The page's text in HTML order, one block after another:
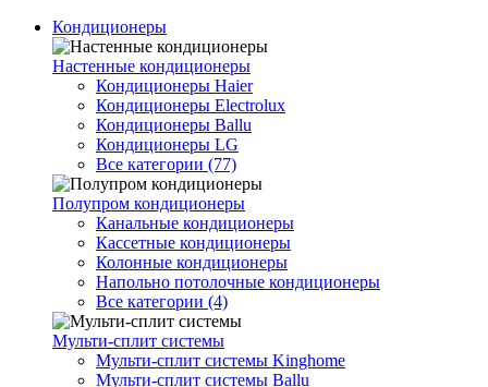
Кондиционеры
Настенные кондиционеры
Кондиционеры Haier
Кондиционеры Electrolux
Кондиционеры Ballu
Кондиционеры LG
Все категории (77)
Полупром кондиционеры
Канальные кондиционеры
Кассетные кондиционеры
Колонные кондиционеры
Напольно потолочные кондиционеры
Все категории (4)
Мульти-сплит системы
Мульти-сплит системы Kinghome
Мульти-сплит системы Ballu